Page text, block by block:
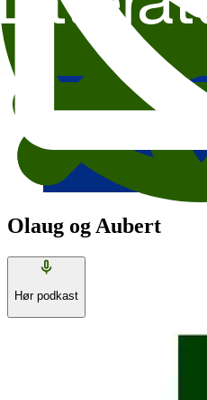
Olaug og Aubert
Hør podkast